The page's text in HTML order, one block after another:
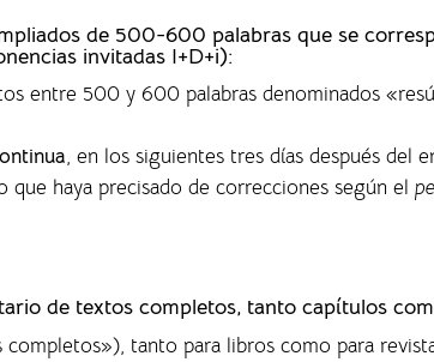
de 500-600 palabras que se
invitadas I+D+i):
entre 500 y 600 palabras denominados
, en los siguientes tres días después del
haya precisado de correcciones según el
de textos completos, tanto capítulos
tanto para libros como para